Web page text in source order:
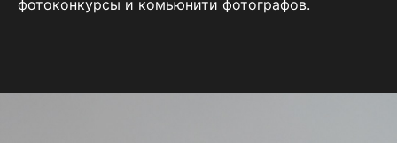
фотоконкурсы и комьюнити фотографов.